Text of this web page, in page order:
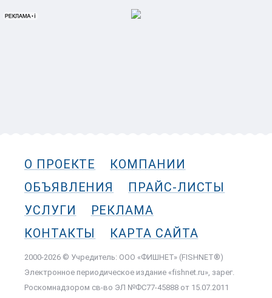
О ПРОЕКТЕ
КОМПАНИИ
ОБЪЯВЛЕНИЯ
ПРАЙС-ЛИСТЫ
УСЛУГИ
РЕКЛАМА
КОНТАКТЫ
КАРТА САЙТА
2000-2026 © Учредитель: ООО «ФИШНЕТ» (FISHNET®)
Электронное периодическое издание «fishnet.ru», зарег.
Роскомнадзором cв-во ЭЛ №ФС77-45888 от 15.07.2011